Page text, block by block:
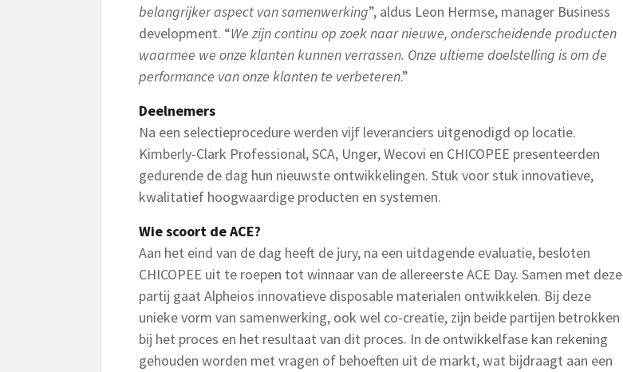
belangrijker aspect van samenwerking”, aldus Leon Hermse, manager Business
development. “We zijn continu op zoek naar nieuwe, onderscheidende producten
waarmee we onze klanten kunnen verrassen. Onze ultieme doelstelling is om de
performance van onze klanten te verbeteren.”
Deelnemers
Na een selectieprocedure werden vijf leveranciers uitgenodigd op locatie.
Kimberly-Clark Professional, SCA, Unger, Wecovi en CHICOPEE presenteerden
gedurende de dag hun nieuwste ontwikkelingen. Stuk voor stuk innovatieve,
kwalitatief hoogwaardige producten en systemen.
Wie scoort de ACE?
Aan het eind van de dag heeft de jury, na een uitdagende evaluatie, besloten
CHICOPEE uit te roepen tot winnaar van de allereerste ACE Day. Samen met deze
partij gaat Alpheios innovatieve disposable materialen ontwikkelen. Bij deze
unieke vorm van samenwerking, ook wel co-creatie, zijn beide partijen betrokken
bij het proces en het resultaat van dit proces. In de ontwikkelfase kan rekening
gehouden worden met vragen of behoeften uit de markt, wat bijdraagt aan een